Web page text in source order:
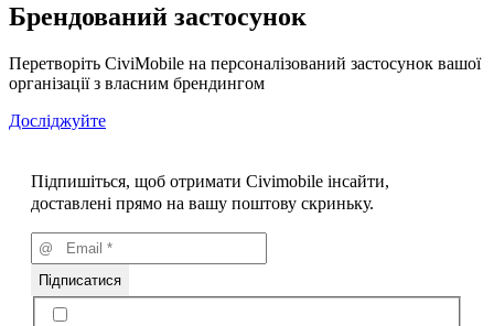
Брендований застосунок
Перетворіть CiviMobile на персоналізований застосунок вашої
організації з власним брендингом
Досліджуйте
Підпишіться, щоб отримати Civimobile інсайти,
доставлені прямо на вашу поштову скриньку.